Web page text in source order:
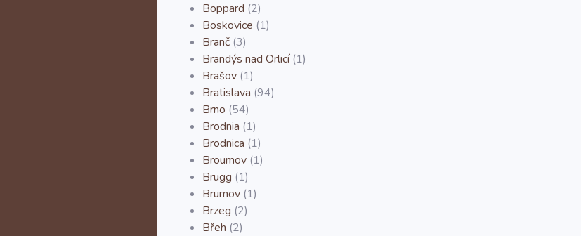
Boppard (2)
Boskovice (1)
Branč (3)
Brandýs nad Orlicí(1)
Brašov (1)
Bratislava (94)
Brno (54)
Brodnia (1)
Brodnica (1)
Broumov (1)
Brugg (1)
Brumov (1)
Brzeg (2)
Břeh (2)